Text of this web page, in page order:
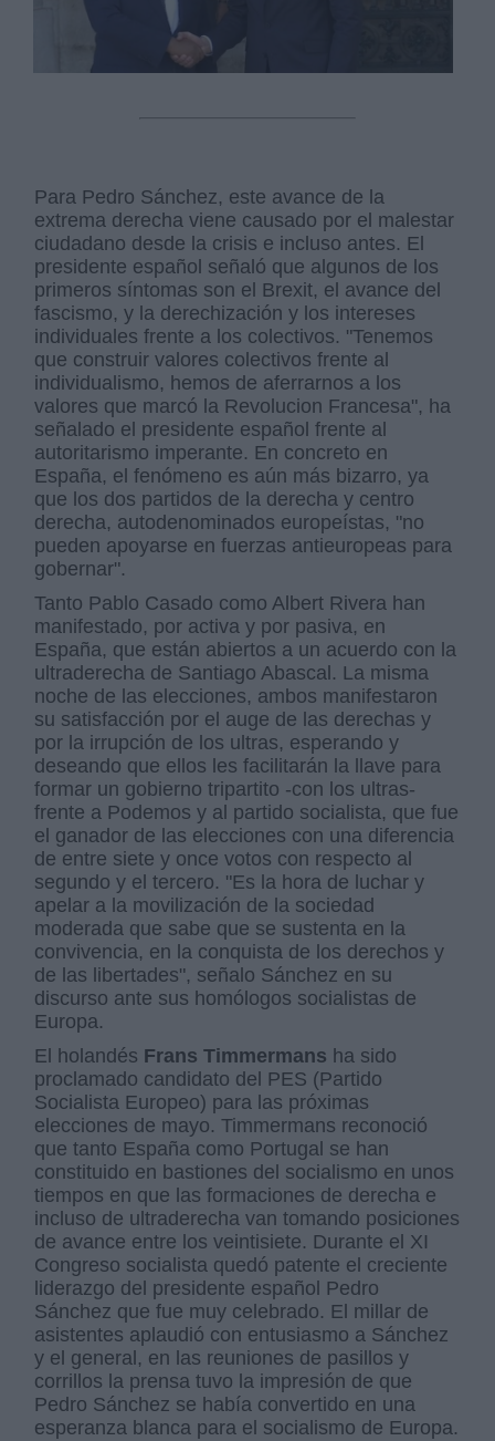
Para Pedro Sánchez, este avance de la
extrema derecha viene causado por el malestar
ciudadano desde la crisis e incluso antes. El
presidente español señaló que algunos de los
primeros síntomas son el Brexit, el avance del
fascismo, y la derechización y los intereses
individuales frente a los colectivos. "Tenemos
que construir valores colectivos frente al
individualismo, hemos de aferrarnos a los
valores que marcó la Revolucion Francesa", ha
señalado el presidente español frente al
autoritarismo imperante. En concreto en
España, el fenómeno es aún más bizarro, ya
que los dos partidos de la derecha y centro
derecha, autodenominados europeístas, "no
pueden apoyarse en fuerzas antieuropeas para
gobernar".
Tanto Pablo Casado como Albert Rivera han
manifestado, por activa y por pasiva, en
España, que están abiertos a un acuerdo con la
ultraderecha de Santiago Abascal. La misma
noche de las elecciones, ambos manifestaron
su satisfacción por el auge de las derechas y
por la irrupción de los ultras, esperando y
deseando que ellos les facilitarán la llave para
formar un gobierno tripartito -con los ultras-
frente a Podemos y al partido socialista, que fue
el ganador de las elecciones con una diferencia
de entre siete y once votos con respecto al
segundo y el tercero. "Es la hora de luchar y
apelar a la movilización de la sociedad
moderada que sabe que se sustenta en la
convivencia, en la conquista de los derechos y
de las libertades", señalo Sánchez en su
discurso ante sus homólogos socialistas de
Europa.
El holandés Frans Timmermans ha sido
proclamado candidato del PES (Partido
Socialista Europeo) para las próximas
elecciones de mayo. Timmermans reconoció
que tanto España como Portugal se han
constituido en bastiones del socialismo en unos
tiempos en que las formaciones de derecha e
incluso de ultraderecha van tomando posiciones
de avance entre los veintisiete. Durante el XI
Congreso socialista quedó patente el creciente
liderazgo del presidente español Pedro
Sánchez que fue muy celebrado. El millar de
asistentes aplaudió con entusiasmo a Sánchez
y el general, en las reuniones de pasillos y
corrillos la prensa tuvo la impresión de que
Pedro Sánchez se había convertido en una
esperanza blanca para el socialismo de Europa.